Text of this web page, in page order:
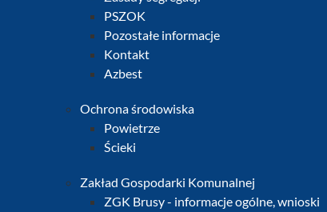
PSZOK
Pozostałe informacje
Kontakt
Azbest
Ochrona środowiska
Powietrze
Ścieki
Zakład Gospodarki Komunalnej
ZGK Brusy - informacje ogólne, wnioski